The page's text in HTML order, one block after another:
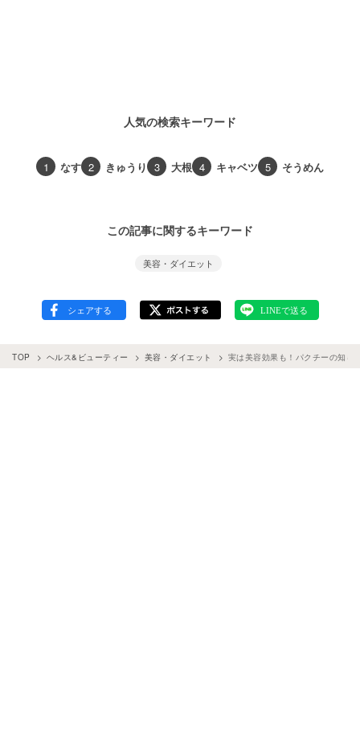
人気の検索キーワード
1 なす 2 きゅうり 3 大根 4 キャベツ 5 そうめん
この記事に関するキーワード
美容・ダイエット
TOP ヘルス&ビューティー 美容・ダイエット 実は美容効果も！パクチーの知ら